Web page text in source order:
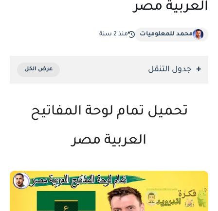
العربية مصر
محمد للمعلوميات منذ 2 سنة
جدول التنقل
تحميل تمام لوحة المفاتيح
العربية مصر